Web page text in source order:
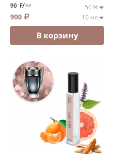
90 /мл
900
В корзину